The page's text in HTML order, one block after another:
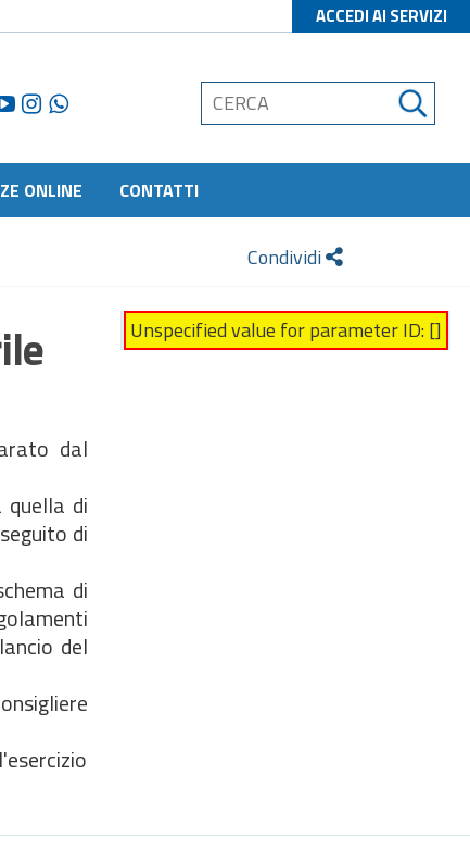
ACCEDI AI SERVIZI
ONLINE CONTATTI
Condividi
dal
quella di
di
di
del
Unspecified value for parameter ID: []